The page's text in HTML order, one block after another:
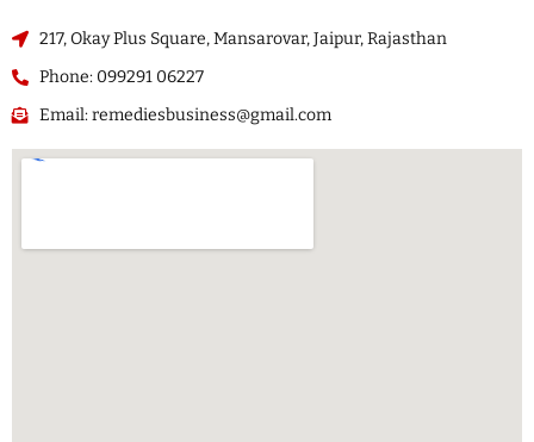
217, Okay Plus Square, Mansarovar, Jaipur, Rajasthan
Phone: 099291 06227
Email: remediesbusiness@gmail.com